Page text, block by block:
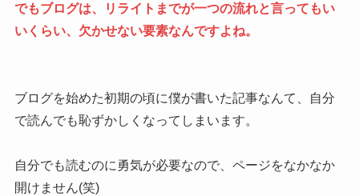
でもブログは、リライトまでが一つの流れと言ってもい
いくらい、欠かせない要素なんですよね。
ブログを始めた初期の頃に僕が書いた記事なんて、自分
で読んでも恥ずかしくなってしまいます。
自分でも読むのに勇気が必要なので、ページをなかなか
開けません(笑)